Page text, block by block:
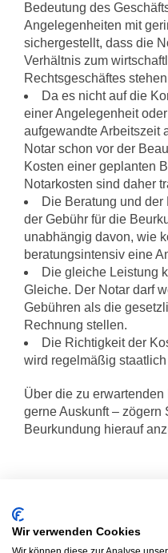
Bedeutung des
Angelegenheiten mit
sichergestellt, dass die
Verhältnis zum
Rechtsgeschäftes
Da es nicht auf die
einer Angelegenheit
aufgewandte Arbeitszeit
Notar schon vor der
Kosten einer geplanten
Notarkosten sind daher
Die Beratung und
der Gebühr für die
unabhängig davon, wie
beratungsintensiv eine
Die gleiche Leistung
Gleiche. Der Notar darf
Gebühren als die
Rechnung stellen.
Die Richtigkeit der
wird regelmäßig staatlich
Über die zu
gerne Auskunft – zögern
Beurkundung hierauf
Wir verwenden Cookies